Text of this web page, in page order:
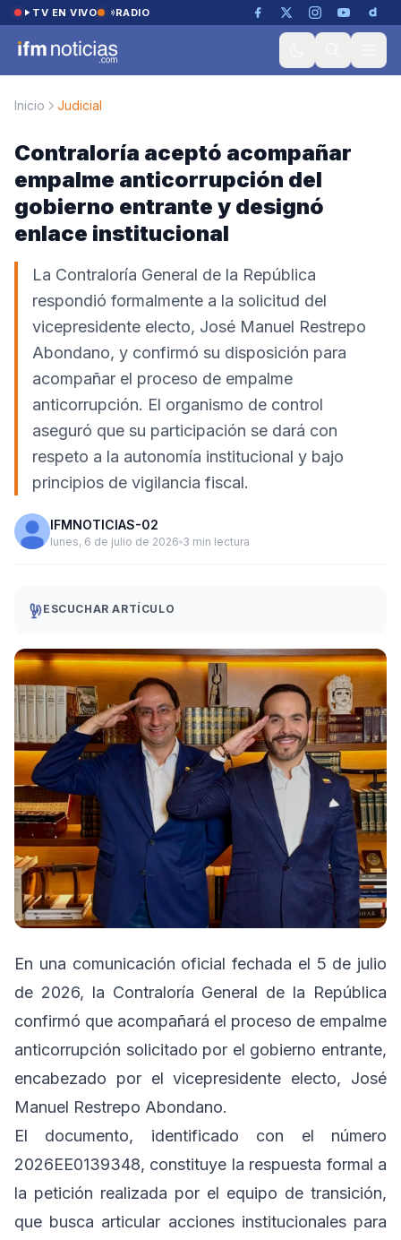
Saltar al contenido
TV EN VIVO RADIO
Inicio Judicial
Contraloría aceptó acompañar
empalme anticorrupción del
gobierno entrante y designó
enlace institucional
La Contraloría General de la República
respondió formalmente a la solicitud del
vicepresidente electo, José Manuel Restrepo
Abondano, y confirmó su disposición para
acompañar el proceso de empalme
anticorrupción. El organismo de control
aseguró que su participación se dará con
respeto a la autonomía institucional y bajo
principios de vigilancia fiscal.
IFMNOTICIAS-02
lunes, 6 de julio de 2026 3 min lectura
ESCUCHAR ARTÍCULO
En una comunicación oficial fechada el 5 de julio
de 2026, la Contraloría General de la República
confirmó que acompañará el proceso de empalme
anticorrupción solicitado por el gobierno entrante,
encabezado por el vicepresidente electo, José
Manuel Restrepo Abondano.
El documento, identificado con el número
2026EE0139348, constituye la respuesta formal a
la petición realizada por el equipo de transición,
que busca articular acciones institucionales para